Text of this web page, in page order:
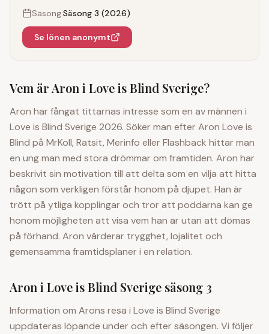
Säsong:Säsong 3 (2026)
Se lönen anonymt
Vem är Aron i Love is Blind Sverige?
Aron har fångat tittarnas intresse som en av männen i
Love is Blind Sverige 2026. Söker man efter Aron Love is
Blind på MrKoll, Ratsit, Merinfo eller Flashback hittar man
en ung man med stora drömmar om framtiden. Aron har
beskrivit sin motivation till att delta som en vilja att hitta
någon som verkligen förstår honom på djupet. Han är
trött på ytliga kopplingar och tror att poddarna kan ge
honom möjligheten att visa vem han är utan att dömas
på förhand. Aron värderar trygghet, lojalitet och
gemensamma framtidsplaner i en relation.
Aron i Love is Blind Sverige säsong 3
Information om Arons resa i Love is Blind Sverige
uppdateras löpande under och efter säsongen. Vi följer